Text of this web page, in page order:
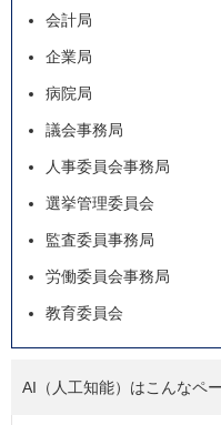
会計局
企業局
病院局
議会事務局
人事委員会事務局
選挙管理委員会
監査委員事務局
労働委員会事務局
教育委員会
AI（人工知能）はこんなペ